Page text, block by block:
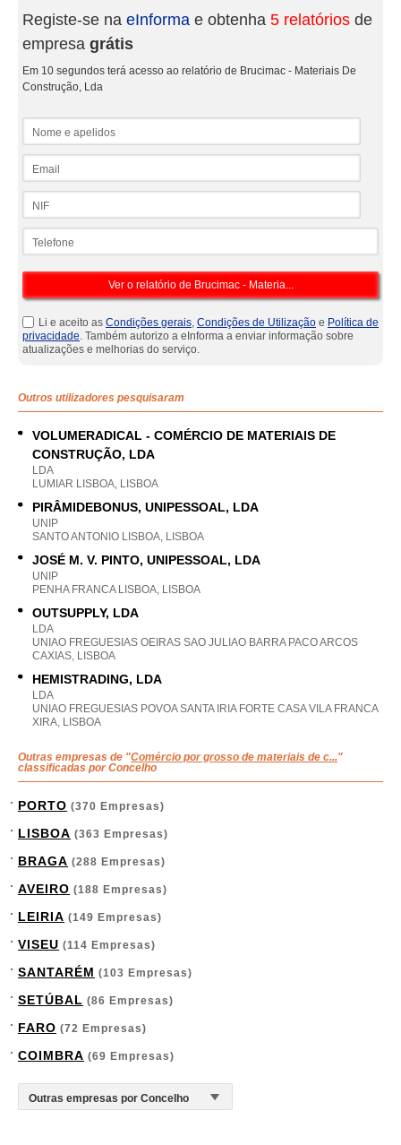
Registe-se na eInforma e obtenha 5 relatórios de
empresa grátis
Em 10 segundos terá acesso ao relatório de Brucimac - Materiais De
Construção, Lda
Li e aceito as Condições gerais, Condições de Utilização e Política de
privacidade. Também autorizo a eInforma a enviar informação sobre
atualizações e melhorias do serviço.
Outros utilizadores pesquisaram
VOLUMERADICAL - COMÉRCIO DE MATERIAIS DE
CONSTRUÇÃO, LDA
LDA
LUMIAR LISBOA, LISBOA
PIRÂMIDEBONUS, UNIPESSOAL, LDA
UNIP
SANTO ANTONIO LISBOA, LISBOA
JOSÉ M. V. PINTO, UNIPESSOAL, LDA
UNIP
PENHA FRANCA LISBOA, LISBOA
OUTSUPPLY, LDA
LDA
UNIAO FREGUESIAS OEIRAS SAO JULIAO BARRA PACO ARCOS
CAXIAS, LISBOA
HEMISTRADING, LDA
LDA
UNIAO FREGUESIAS POVOA SANTA IRIA FORTE CASA VILA FRANCA
XIRA, LISBOA
Outras empresas de "Comércio por grosso de materiais de c..."
classificadas por Concelho
PORTO (370 Empresas)
LISBOA (363 Empresas)
BRAGA (288 Empresas)
AVEIRO (188 Empresas)
LEIRIA (149 Empresas)
VISEU (114 Empresas)
SANTARÉM (103 Empresas)
SETÚBAL (86 Empresas)
FARO (72 Empresas)
COIMBRA (69 Empresas)